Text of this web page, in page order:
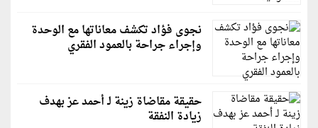
نجوى فؤاد تكشف معاناتها مع الوحدة
وإجراء جراحة بالعمود الفقري
حقيقة مقاضاة زينة لـ أحمد عز بهدف
زيادة النفقة